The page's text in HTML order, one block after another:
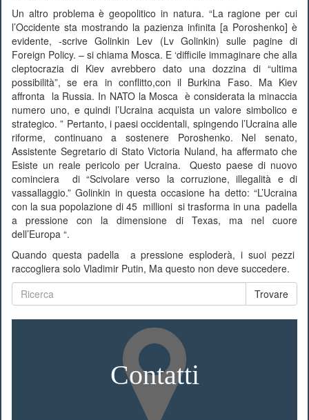
Un altro problema è geopolitico in natura. “La ragione per cui
l’Occidente sta mostrando la pazienza infinita [a Poroshenko] è
evidente, -scrive Golinkin Lev (Lv Golinkin) sulle pagine di
Foreign Policy. – si chiama Mosca. E ‘difficile immaginare che alla
cleptocrazia di Kiev avrebbero dato una dozzina di “ultima
possibilità”, se era in conflitto,con il Burkina Faso. Ma Kiev
affronta la Russia. In NATO la Mosca è considerata la minaccia
numero uno, e quindi l’Ucraina acquista un valore simbolico e
strategico. ” Pertanto, i paesi occidentali, spingendo l’Ucraina alle
riforme, continuano a sostenere Poroshenko. Nel senato,
Assistente Segretario di Stato Victoria Nuland, ha affermato che
Esiste un reale pericolo per Ucraina. Questo paese di nuovo
cominciera di “Scivolare verso la corruzione, illegalità e di
vassallaggio.” Golinkin in questa occasione ha detto: “L’Ucraina
con la sua popolazione di 45 millioni si trasforma in una padella
a pressione con la dimensione di Texas, ma nel cuore
dell’Europa “.
Quando questa padella a pressione esploderà, i suoi pezzi
raccogliera solo Vladimir Putin, Ma questo non deve succedere.
Trovare
Contatti